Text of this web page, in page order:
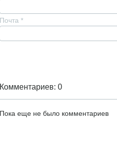
Почта *
Комментариев: 0
Пока еще не было комментариев